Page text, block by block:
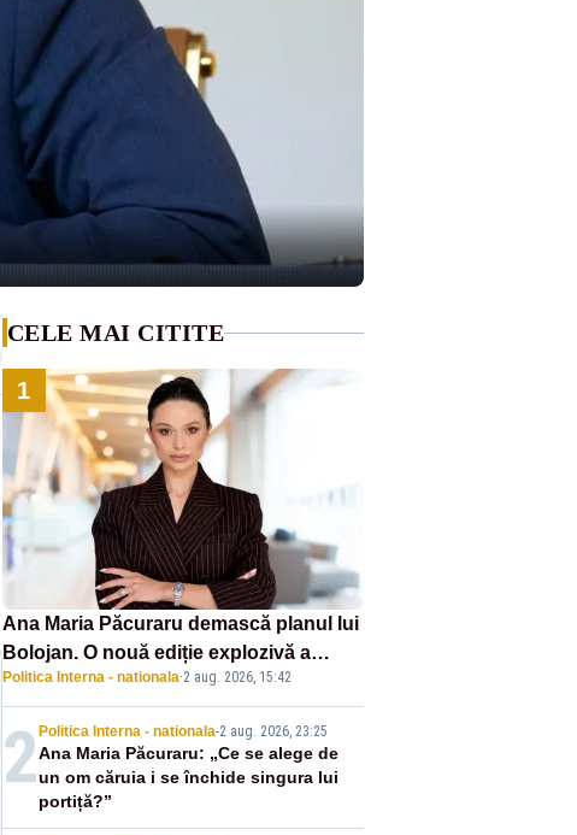
CELE MAI CITITE
1
Ana Maria Păcuraru demască planul lui
Bolojan. O nouă ediție explozivă a
emisiunii „Miza Zilei” la Realitatea
PLUS
Politica Interna - nationala·2 aug. 2026, 15:42
2 Politica Interna - nationala-2 aug. 2026, 23:25
Ana Maria Păcuraru: „Ce se alege de
un om căruia i se închide singura lui
portiță?”